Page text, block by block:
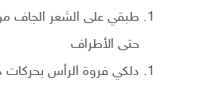
طبقي على الشعر الجاف
حتى الأطراف
دلكي فروة الرأس بحركات